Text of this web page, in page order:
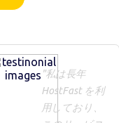
"私は長年
HostFast を利
用しており、